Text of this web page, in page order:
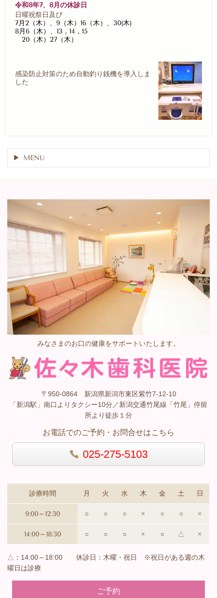
令和8年7、8月の休診日
日曜祝祭日及び
7月2（木）、9（木）16（木）、30(木)
8月6（木）、13，14，15
20（木）27（木）
感染防止対策のため自動釣り銭機を導入しま
した
MENU
みなさまのお口の健康をサポートいたします。
〒950-0864 新潟県新潟市東区紫竹7-12-10
「新潟駅」南口よりタクシー10分／新潟交通竹尾線「竹尾」停留
所より徒歩１分
お電話でのご予約・お問合せはこちら
025-275-5103
診療時間 月 火 水 木 金 土 日
9:00～12:30 ○ ○ ○ × ○ ○ ×
14:00～18:30 ○ ○ ○ × ○ △ ×
△：14:00～18:00 休診日：木曜・祝日 ※祝日がある週の木
曜日は診療
ご予約